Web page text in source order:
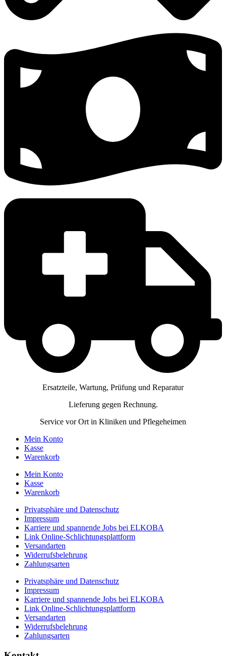
Ersatzteile, Wartung, Prüfung und Reparatur
Lieferung gegen Rechnung.
Service vor Ort in Kliniken und Pflegeheimen
Mein Konto
Kasse
Warenkorb
Mein Konto
Kasse
Warenkorb
Privatsphäre und Datenschutz
Impressum
Karriere und spannende Jobs bei ELKOBA
Link Online-Schlichtungsplattform
Versandarten
Widerrufsbelehrung
Zahlungsarten
Privatsphäre und Datenschutz
Impressum
Karriere und spannende Jobs bei ELKOBA
Link Online-Schlichtungsplattform
Versandarten
Widerrufsbelehrung
Zahlungsarten